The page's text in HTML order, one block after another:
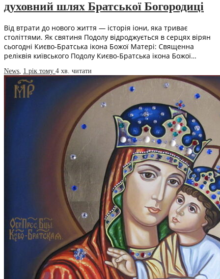
духовний шлях Братської Богородиці
Від втрати до нового життя — історія іони, яка триває
століттями. Як святиня Подолу відроджується в серцях вірян
сьогодні Києво-Братська ікона Божої Матері: Священна
реліквія київського Подолу Києво-Братська ікона Божої…
News 1 рік тому 4 хв. читати